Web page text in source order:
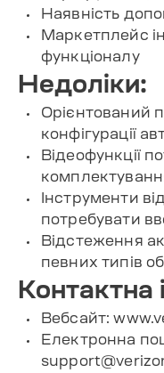
Наявність
Маркетплейс
функціоналу
Недоліки:
Орієнтований
конфігурації
Відеофункції
Інструменти
потребувати
Відстеження
певних типів
Контактна
Вебсайт:
Електронна